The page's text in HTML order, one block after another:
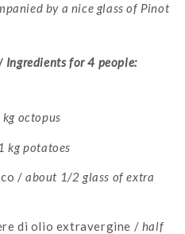
by a nice glass of Pinot
Ingredients for 4 people:
kg octopus
1 kg potatoes
/ about 1/2 glass of extra
di olio extravergine / half